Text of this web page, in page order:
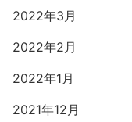
2022年3月
2022年2月
2022年1月
2021年12月